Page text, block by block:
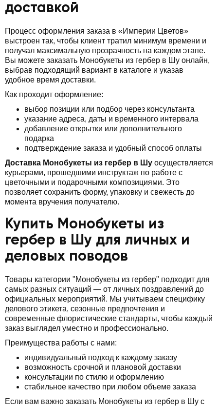
доставкой
Процесс оформления заказа в «Империи Цветов»
выстроен так, чтобы клиент тратил минимум времени и
получал максимальную прозрачность на каждом этапе.
Вы можете заказать Монобукеты из гербер в Шу онлайн,
выбрав подходящий вариант в каталоге и указав
удобное время доставки.
Как проходит оформление:
выбор позиции или подбор через консультанта
указание адреса, даты и временного интервала
добавление открытки или дополнительного
подарка
подтверждение заказа и удобный способ оплаты
Доставка Монобукеты из гербер в Шу осуществляется
курьерами, прошедшими инструктаж по работе с
цветочными и подарочными композициями. Это
позволяет сохранить форму, упаковку и свежесть до
момента вручения получателю.
Купить Монобукеты из
гербер в Шу для личных и
деловых поводов
Товары категории "Монобукеты из гербер" подходит для
самых разных ситуаций — от личных поздравлений до
официальных мероприятий. Мы учитываем специфику
делового этикета, сезонные предпочтения и
современные флористические стандарты, чтобы каждый
заказ выглядел уместно и профессионально.
Преимущества работы с нами:
индивидуальный подход к каждому заказу
возможность срочной и плановой доставки
консультации по стилю и оформлению
стабильное качество при любом объеме заказа
Если вам важно заказать Монобукеты из гербер в Шу с